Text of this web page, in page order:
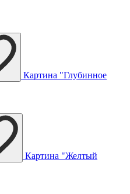
Картина "Глубинное
Картина "Желтый